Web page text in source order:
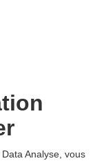
Analyse, vous